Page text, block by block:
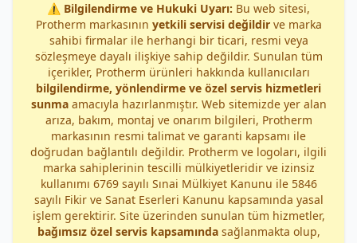
⚠️ Bilgilendirme ve Hukuki Uyarı: Bu web sitesi,
Protherm markasının yetkili servisi değildirve marka
sahibi firmalar ile herhangi bir ticari, resmi veya
sözleşmeye dayalı ilişkiye sahip değildir. Sunulan tüm
içerikler, Protherm ürünleri hakkında kullanıcıları
bilgilendirme, yönlendirme ve özel servis hizmetleri
sunmaamacıyla hazırlanmıştır. Web sitemizde yer alan
arıza, bakım, montaj ve onarım bilgileri, Protherm
markasının resmi talimat ve garanti kapsamı ile
doğrudan bağlantılı değildir. Protherm ve logoları, ilgili
marka sahiplerinin tescilli mülkiyetleridir ve izinsiz
kullanımı 6769 sayılı Sınai Mülkiyet Kanunu ile 5846
sayılı Fikir ve Sanat Eserleri Kanunu kapsamında yasal
işlem gerektirir. Site üzerinden sunulan tüm hizmetler,
bağımsız özel servis kapsamındasağlanmakta olup,